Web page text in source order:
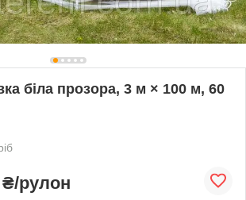
біла прозора, 3 м × 100 м, 60
₴/рулон